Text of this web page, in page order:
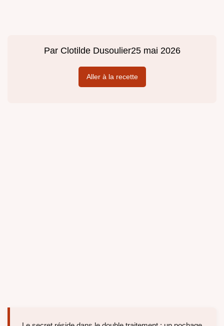
Par Clotilde Dusoulier25 mai 2026
Aller à la recette